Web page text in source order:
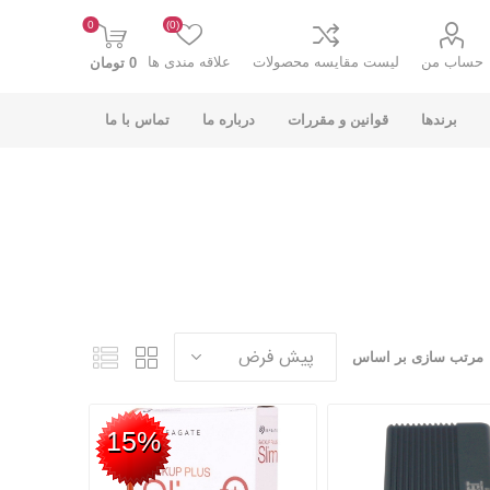
حساب من لیست مقایسه محصولات علاقه مندی ها
(0)
0
0 تومان
برندها
نت پلاس
قوانین و مقررات درباره ما تماس با ما
مرتب سازی بر اساس
15%